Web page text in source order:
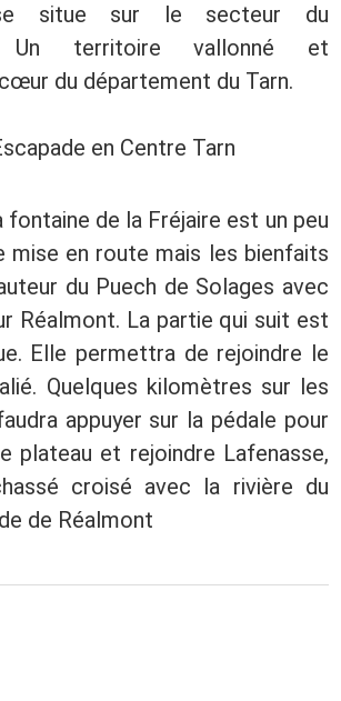
situe sur le secteur du
Un territoire vallonné et
du département du Tarn.
en Centre Tarn
fontaine de la Fréjaire est un peu
mise en route mais les bienfaits
du Puech de Solages avec
Réalmont. La partie qui suit est
Elle permettra de rejoindre le
Quelques kilomètres sur les
appuyer sur la pédale pour
plateau et rejoindre Lafenasse,
croisé avec la rivière du
de Réalmont